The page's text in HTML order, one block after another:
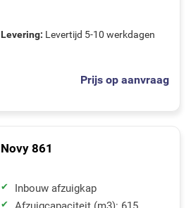
Levering: Levertijd 5-10 werkdagen
Prijs op aanvraag
Novy 861
Inbouw afzuigkap